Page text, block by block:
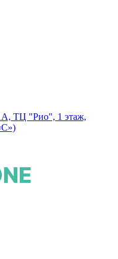
ТЦ "Рио", 1 этаж,